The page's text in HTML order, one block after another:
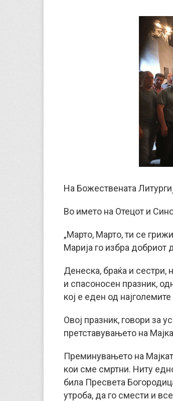
На Божествената
Во името на Отецот и
„Марто, Марто, ти се
Марија го избра добриот
Денеска, браќа и сестри,
и спасоносен празник,
кој е еден од
Овој празник, говори за
претставувањето на
Преминувањето на
кои сме смртни. Ниту
била Пресвета
утроба, да го смести и